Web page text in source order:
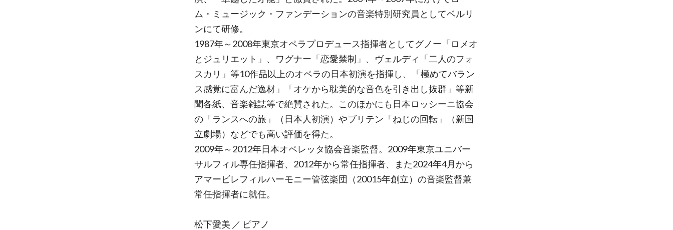
ム・ミュージック・ファンデーションの音楽特別研究員としてベルリ
ンにて研修。
1987年～2008年東京オペラプロデュース指揮者としてグノー「ロメオ
とジュリエット」、ワグナー「恋愛禁制」、ヴェルディ「二人のフォ
スカリ」等10作品以上のオペラの日本初演を指揮し、「極めてバラン
ス感覚に富んだ逸材」「オケから耽美的な音色を引き出し抜群」等新
聞各紙、音楽雑誌等で絶賛された。このほかにも日本ロッシーニ協会
の「ランスへの旅」（日本人初演）やブリテン「ねじの回転」（新国
立劇場）などでも高い評価を得た。
2009年～2012年日本オペレッタ協会音楽監督。2009年東京ユニバー
サルフィル専任指揮者、2012年から常任指揮者、また2024年4月から
アマービレフィルハーモニー管弦楽団（20015年創立）の音楽監督兼
常任指揮者に就任。
松下愛美 ／ ピアノ